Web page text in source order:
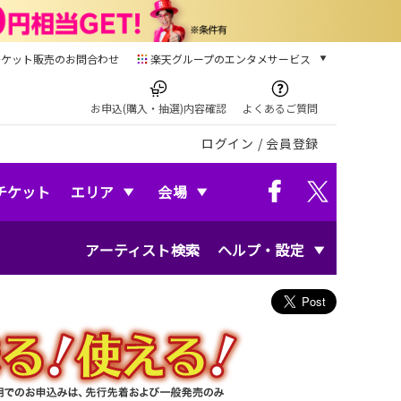
ット販売のお問合わせ 楽天グループのエンタメサービス
本/ゲーム/CD/DVD
楽天ブックス
電子書籍
楽天Kobo
音楽配信
動画配信ガイド
Rakuten PLAY
無料テレビ
Rチャンネル
お申込(購入・抽選)内容確認 よくあるご質問
ログイン / 会員登録
ケット エリア 会場
アーティスト検索 ヘルプ・設定